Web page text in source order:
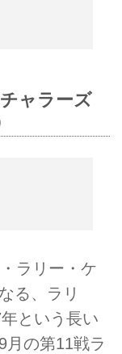
ャラーズ
ラリー・ケ
る、ラリ
という長い
月の第11戦ラ